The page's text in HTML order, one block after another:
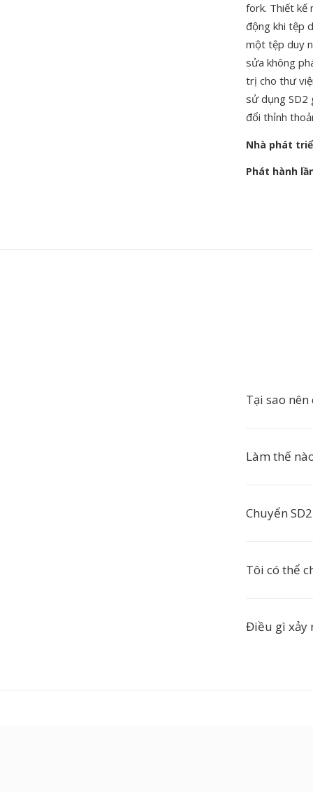
fork. Thiết kế
động khi tệp
một tệp duy
sửa không
trị cho thư
sử dụng SD2
đổi thỉnh
Nhà phát
Phát hành
Tại sao nên
Làm thế
Chuyển
Tôi có thể
Điều gì xảy